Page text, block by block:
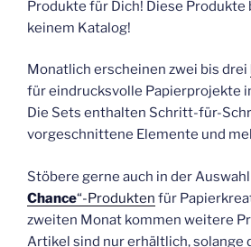
Produkte für Dich! Diese Produkte
keinem Katalog!
Monatlich erscheinen zwei bis drei
für eindrucksvolle Papierprojekte
Die Sets enthalten Schritt-für-
vorgeschnittene Elemente und
Stöbere gerne auch in der Auswahl
Chance“-Produkten für
zweiten Monat kommen weitere
Artikel sind nur erhältlich, solange